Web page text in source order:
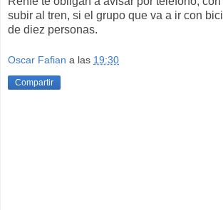
subir al tren, si el grupo que va a ir con
de diez personas.
Oscar Fafian a las 19:30
Compartir